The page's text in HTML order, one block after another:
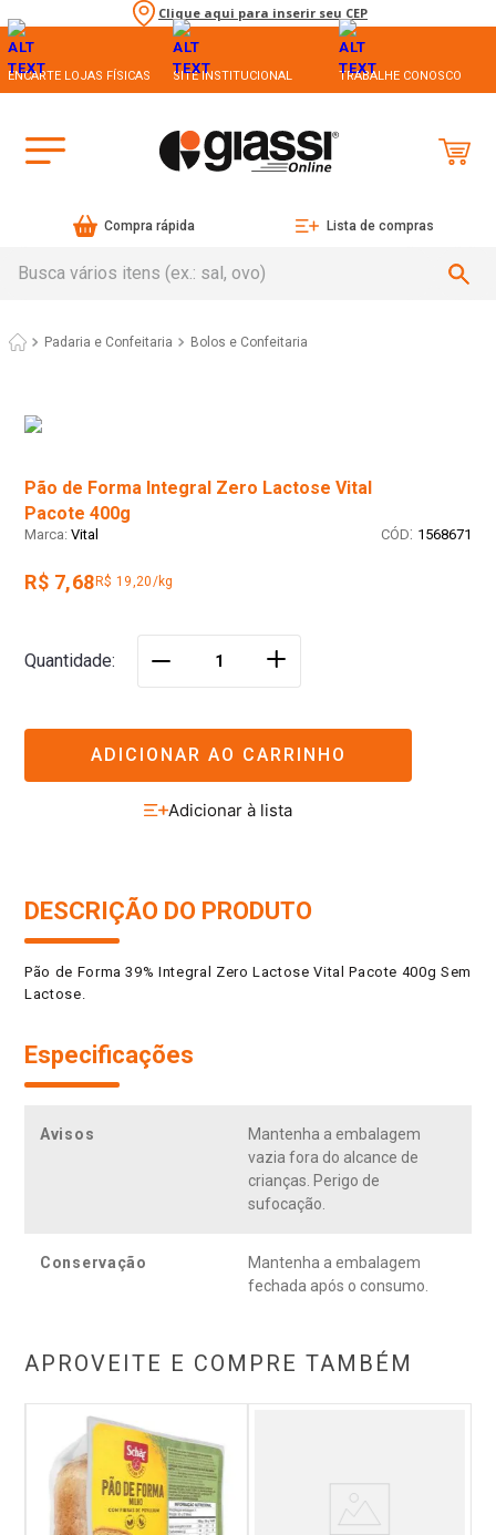
Clique aqui para inserir seu CEP
ENCARTE LOJAS FÍSICAS SITE INSTITUCIONAL TRABALHE CONOSCO
Compra rápida Lista de compras
Padaria e Confeitaria Bolos e Confeitaria
Pão de Forma Integral Zero Lactose Vital
Pacote 400g
Vital : 1568671
R$ 7,68 R$ 19,20/kg
Quantidade ＋
ADICIONAR AO CARRINHO
DESCRIÇÃO DO PRODUTO
Pão de Forma 39% Integral Zero Lactose Vital Pacote 400g Sem
Lactose.
Especificações
Avisos
Mantenha a embalagem
vazia fora do alcance de
crianças. Perigo de
sufocação.
Conservação
Mantenha a embalagem
fechada após o consumo.
APROVEITE E COMPRE TAMBÉM